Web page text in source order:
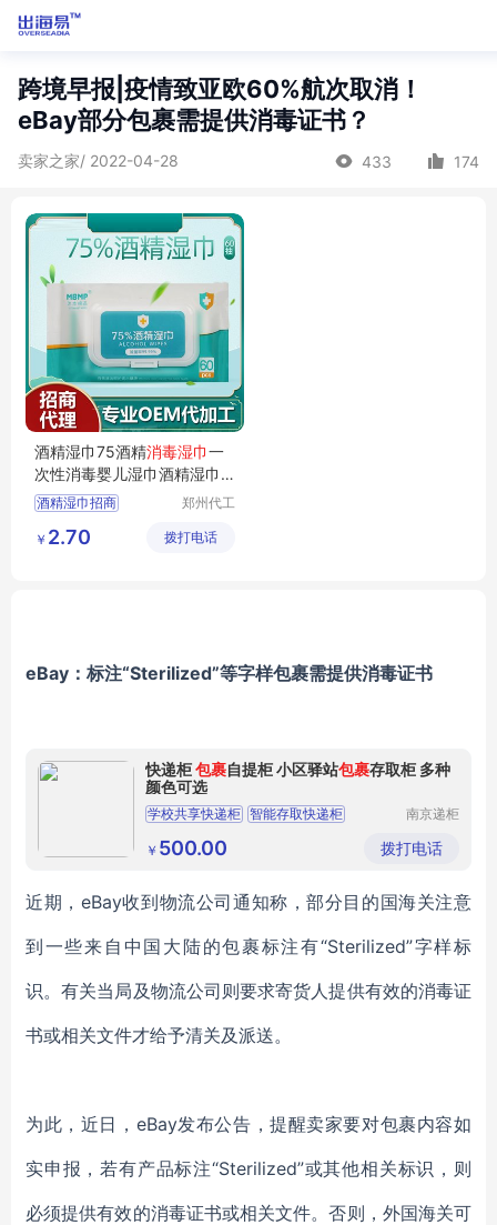
跨境早报|疫情致亚欧60%航次取消！
eBay部分包裹需提供消毒证书？
卖家之家/ 2022-04-28 433 174
酒精湿巾75酒精消毒湿巾一
次性消毒婴儿湿巾酒精湿巾
纸招商代理 定制批发
酒精湿巾招商
消毒湿巾定制
郑州代工
技有限公
￥ 2.70 拨打电话
eBay：标注“Sterilized”等字样包裹需提供消毒证书
快递柜包裹自提柜 小区驿站包裹存取柜 多种
颜色可选
学校共享快递柜 智能存取快递柜
智能联网快递柜
智能存储快递柜
南京递柜
理有限公
司
￥ 500.00 拨打电话
近期，eBay收到物流公司通知称，部分目的国海关注意
到一些来自中国大陆的包裹标注有“Sterilized”字样标
识。有关当局及物流公司则要求寄货人提供有效的消毒证
书或相关文件才给予清关及派送。
为此，近日，eBay发布公告，提醒卖家要对包裹内容如
实申报，若有产品标注“Sterilized”或其他相关标识，则
必须提供有效的消毒证书或相关文件。否则，外国海关可